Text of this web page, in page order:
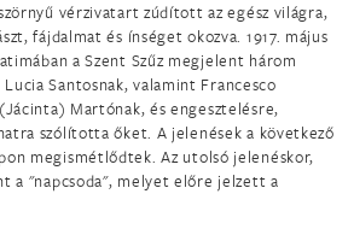
vértanú
püspök
vérzivatart zúdított az egész világra,
fájdalmat és ínséget okozva. 1917. május
a Szent Szűz megjelent három
Santosnak, valamint Francesco
Martónak, és engesztelésre,
szólította őket. A jelenések a következő
megismétlődtek. Az utolsó jelenéskor,
a "napcsoda", melyet előre jelzett a